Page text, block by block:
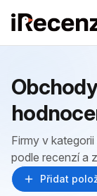
Firmy v
podle recenzí a
Přidat